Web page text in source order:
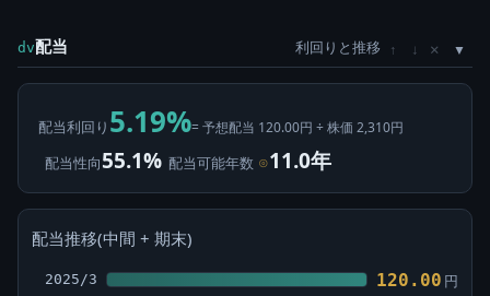
dv配当 利回りと推移 ↑ ↓ ×
配当利回り 5.19%= 予想配当 120.00円 ÷ 株価 2,310円
配当性向55.1% 配当可能年数 ⊙11.0年
配当推移(中間 + 期末)
2025/3 120.00 円